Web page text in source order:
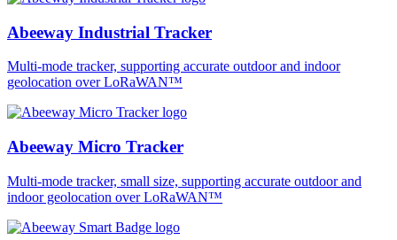
Abeeway Industrial Tracker
Multi-mode tracker, supporting accurate outdoor and indoor
geolocation over LoRaWAN™
Abeeway Micro Tracker
Multi-mode tracker, small size, supporting accurate outdoor and
indoor geolocation over LoRaWAN™